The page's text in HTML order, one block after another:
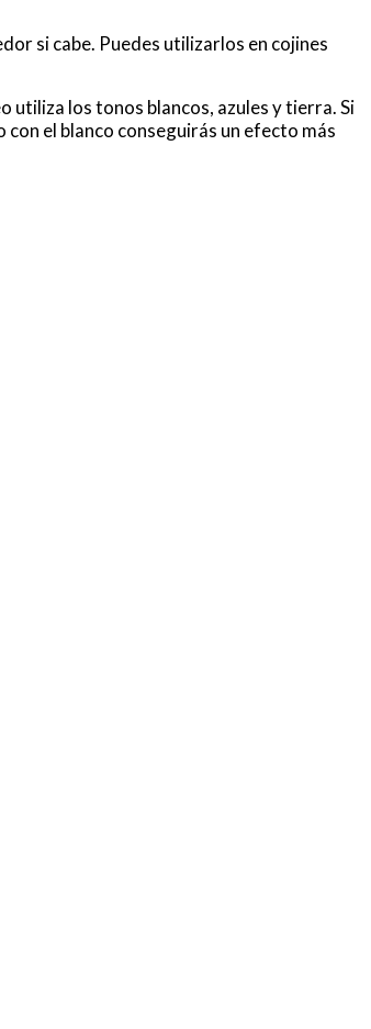
si cabe. Puedes utilizarlos en cojines
utiliza los tonos blancos, azules y tierra. Si
el blanco conseguirás un efecto más